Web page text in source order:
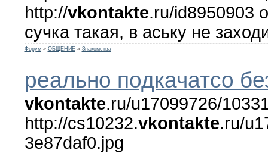
http://vkontakte.ru/id8950903
сучка такая, в аську не
Форум » ОБЩЕНИЕ » Знакомства
реально подкачатсо
vkontakte.ru/u17099726/
http://cs10232.vkontakte.ru/
3e87daf0.jpg